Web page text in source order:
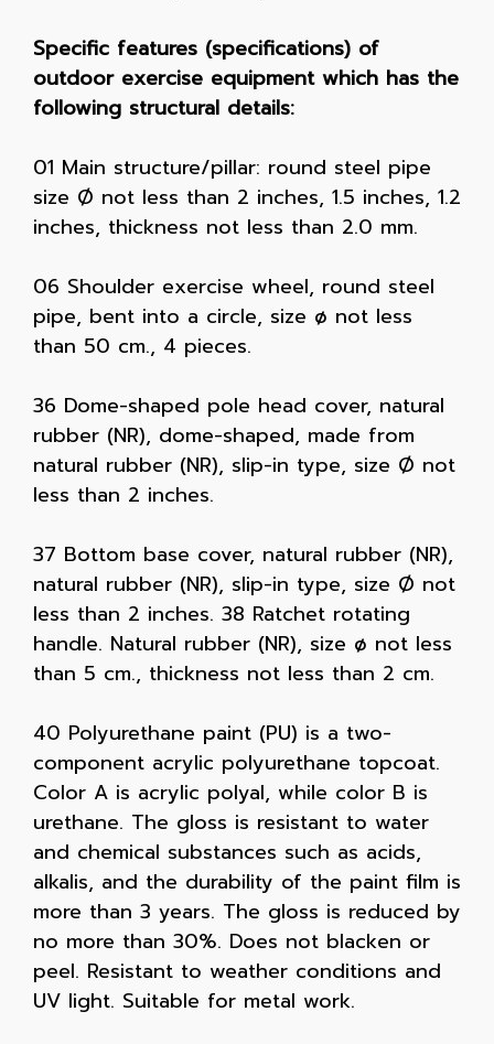
Specific features (specifications) of
outdoor exercise equipment which has the
following structural details:
01 Main structure/pillar: round steel pipe
size Ø not less than 2 inches, 1.5 inches, 1.2
inches, thickness not less than 2.0 mm.
06 Shoulder exercise wheel, round steel
pipe, bent into a circle, size ø not less
than 50 cm., 4 pieces.
36 Dome-shaped pole head cover, natural
rubber (NR), dome-shaped, made from
natural rubber (NR), slip-in type, size Ø not
less than 2 inches.
37 Bottom base cover, natural rubber (NR),
natural rubber (NR), slip-in type, size Ø not
less than 2 inches. 38 Ratchet rotating
handle. Natural rubber (NR), size ø not less
than 5 cm., thickness not less than 2 cm.
40 Polyurethane paint (PU) is a two-
component acrylic polyurethane topcoat.
Color A is acrylic polyal, while color B is
urethane. The gloss is resistant to water
and chemical substances such as acids,
alkalis, and the durability of the paint film is
more than 3 years. The gloss is reduced by
no more than 30%. Does not blacken or
peel. Resistant to weather conditions and
UV light. Suitable for metal work.